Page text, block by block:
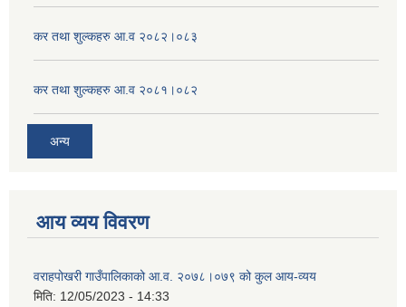
कर तथा शुल्कहरु आ.व २०८२।०८३
कर तथा शुल्कहरु आ.व २०८१।०८२
अन्य
आय व्यय विवरण
वराहपोखरी गाउँपालिकाको आ.व. २०७८।०७९ को कुल आय-व्यय
मिति: 12/05/2023 - 14:33